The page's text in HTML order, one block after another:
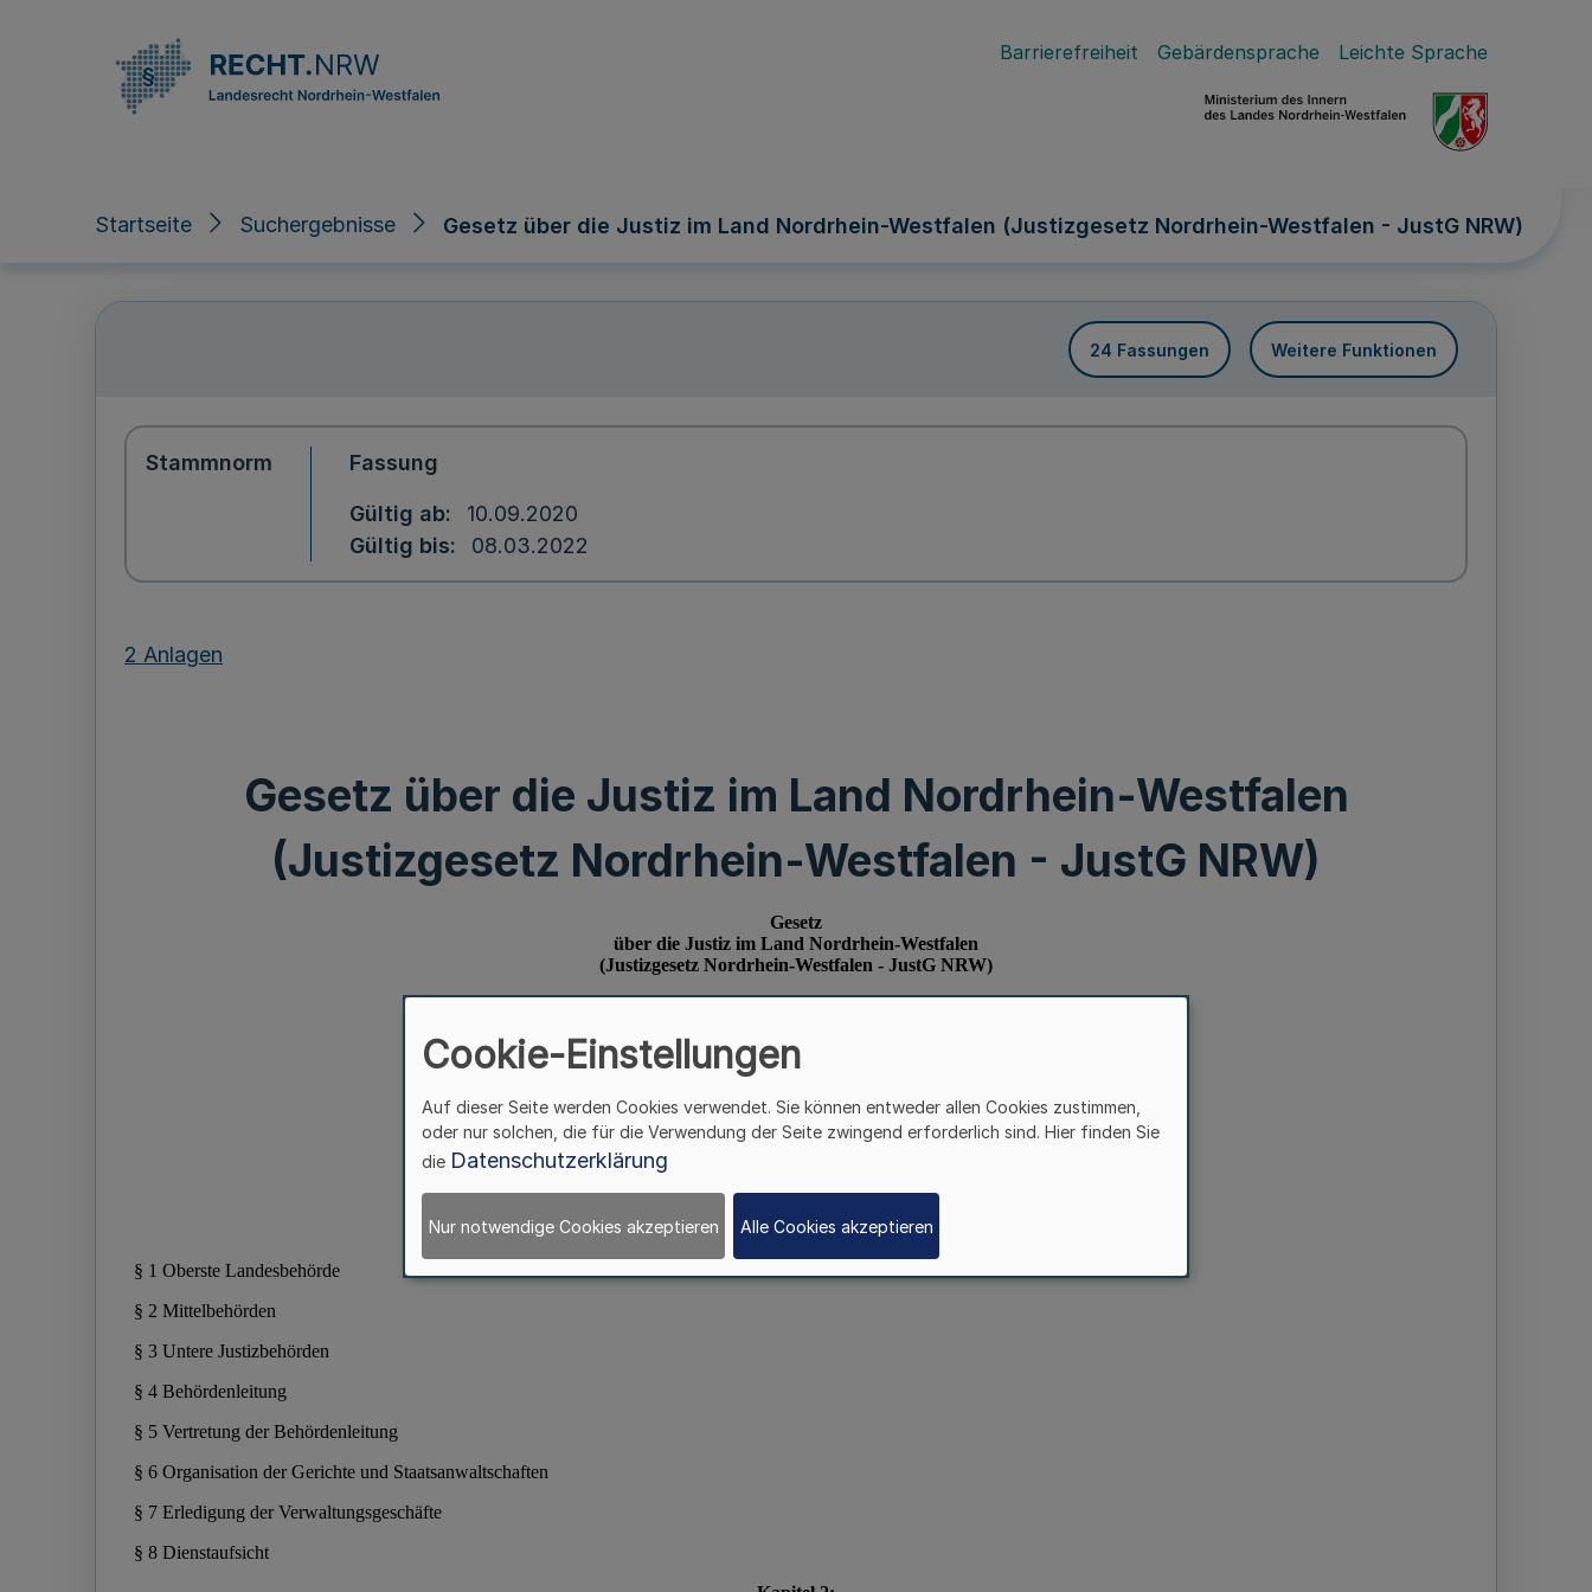
Barrierefreiheit Gebärdensprache Leichte Sprache
Startseite Suchergebnisse Gesetz über die Justiz im Land Nordrhein-Westfalen (Justizgesetz Nordrhein-Westfalen - JustG NRW)
24 Fassungen Weitere Funktionen
Stammnorm Fassung
Gültig ab
10.09.2020
Gültig bis
08.03.2022
2 Anlagen
Gesetz über die Justiz im Land Nordrhein-Westfalen
(Justizgesetz Nordrhein-Westfalen - JustG NRW)
Cookie-Einstellungen
Auf dieser Seite werden Cookies verwendet. Sie können entweder allen Cookies zustimmen,
oder nur solchen, die für die Verwendung der Seite zwingend erforderlich sind. Hier finden Sie
die Datenschutzerklärung
Nur notwendige Cookies akzeptieren Alle Cookies akzeptieren